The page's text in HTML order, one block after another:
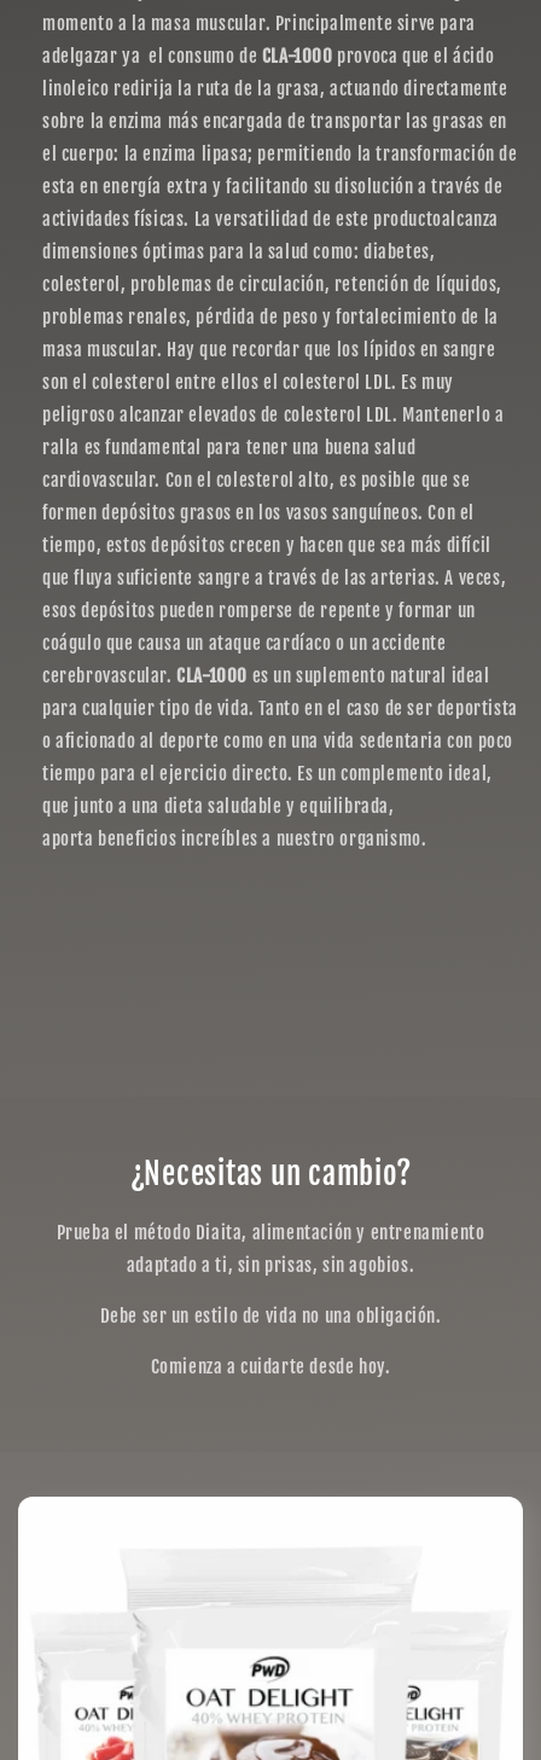
momento a la masa muscular. Principalmente sirve para
adelgazar ya el consumo de CLA-1000 provoca que el ácido
linoleico redirija la ruta de la grasa, actuando directamente
sobre la enzima más encargada de transportar las grasas en
el cuerpo: la enzima lipasa; permitiendo la transformación de
esta en energía extra y facilitando su disolución a través de
actividades físicas. La versatilidad de este productoalcanza
dimensiones óptimas para la salud como: diabetes,
colesterol, problemas de circulación, retención de líquidos,
problemas renales, pérdida de peso y fortalecimiento de la
masa muscular. Hay que recordar que los lípidos en sangre
son el colesterol entre ellos el colesterol LDL. Es muy
peligroso alcanzar elevados de colesterol LDL. Mantenerlo a
ralla es fundamental para tener una buena salud
cardiovascular. Con el colesterol alto, es posible que se
formen depósitos grasos en los vasos sanguíneos. Con el
tiempo, estos depósitos crecen y hacen que sea más difícil
que fluya suficiente sangre a través de las arterias. A veces,
esos depósitos pueden romperse de repente y formar un
coágulo que causa un ataque cardíaco o un accidente
cerebrovascular.CLA-1000 es un suplemento natural ideal
para cualquier tipo de vida. Tanto en el caso de ser deportista
o aficionado al deporte como en una vida sedentaria con poco
tiempo para el ejercicio directo. Es un complemento ideal,
que junto a una dieta saludable y equilibrada,
aporta beneficios increíbles a nuestro organismo.
¿Necesitas un cambio?
Prueba el método Diaita, alimentación y entrenamiento
adaptado a ti, sin prisas, sin agobios.
Debe ser un estilo de vida no una obligación.
Comienza a cuidarte desde hoy.